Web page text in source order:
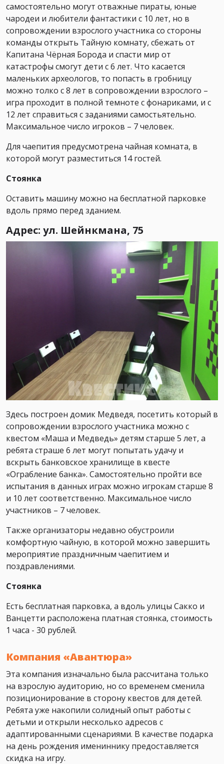
самостоятельно могут отважные пираты, юные
чародеи и любители фантастики с 10 лет, но в
сопровождении взрослого участника со стороны
команды открыть Тайную комнату, сбежать от
Капитана Чёрная Борода и спасти мир от
катастрофы смогут дети с 6 лет. Что касается
маленьких археологов, то попасть в гробницу
можно толко с 8 лет в сопровождении взрослого –
игра проходит в полной темноте с фонариками, и с
12 лет справиться с заданиями самостьятельно.
Максимальное число игроков – 7 человек.
Для чаепития предусмотрена чайная комната, в
которой могут разместиться 14 гостей.
Стоянка
Оставить машину можно на бесплатной парковке
вдоль прямо перед зданием.
Адрес: ул. Шейнкмана, 75
Здесь построен домик Медведя, посетить который в
сопровождении взрослого участника можно с
квестом «Маша и Медведь» детям старше 5 лет, а
ребята страше 6 лет могут попытать удачу и
вскрыть банковское хранилище в квесте
«Ограбление банка». Самостоятельно пройти все
испытания в данных играх можно игрокам старше 8
и 10 лет соответственно. Максимальное число
участников – 7 человек.
Также организаторы недавно обустроили
комфортную чайную, в которой можно завершить
мероприятие праздничным чаепитием и
поздравлениями.
Стоянка
Есть бесплатная парковка, а вдоль улицы Сакко и
Ванцетти расположена платная стоянка, стоимость
1 часа - 30 рублей.
Компания «Авантюра»
Эта компания изначально была рассчитана только
на взрослую аудиторию, но со временем сменила
позиционирование в сторону квестов для детей.
Ребята уже накопили солидный опыт работы с
детьми и открыли несколько адресов с
адаптированными сценариями. В качестве подарка
на день рождения имениннику предоставляется
скидка на игру.